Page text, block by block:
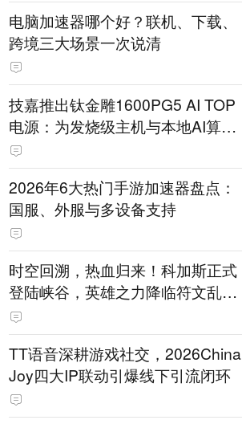
电脑加速器哪个好？联机、下载、
跨境三大场景一次说清
技嘉推出钛金雕1600PG5 AI TOP
电源：为发烧级主机与本地AI算力
打造旗舰供电方案
2026年6大热门手游加速器盘点：
国服、外服与多设备支持
时空回溯，热血归来！科加斯正式
登陆峡谷，英雄之力降临符文乱
斗！
TT语音深耕游戏社交，2026China
Joy四大IP联动引爆线下引流闭环